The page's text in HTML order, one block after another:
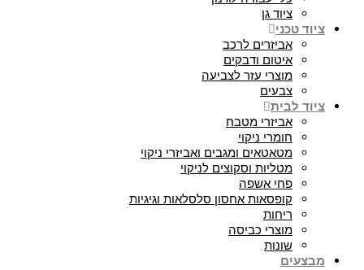
ציוד גן
ציוד טכני
אביזרים לרכב
איטום ודבקים
מוצרי עזר לצביעה
צבעים
ציוד לבית
אביזרי מטבח
חומרי ניקוי
מטאטאים ומגבים ואביזרי ניקוי
מטליות וסקוצים לניקוי
פחי אשפה
קופסאות אחסון סלסלאות וגיגיות
ריחות
מוצרי כביסה
שונות
מבצעים